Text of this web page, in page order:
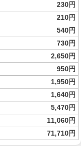
230円
210円
540円
730円
2,650円
950円
1,950円
1,640円
5,470円
11,060円
71,710円